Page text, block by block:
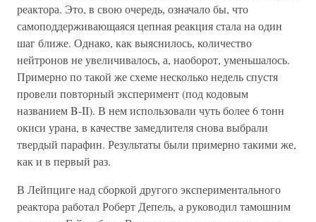
реактора. Это, в свою очередь, означало бы, что
самоподдерживающаяся цепная реакция стала на один
шаг ближе. Однако, как выяснилось, количество
нейтронов не увеличивалось, а, наоборот, уменьшалось.
Примерно по такой же схеме несколько недель спустя
провели повторный эксперимент (под кодовым
названием B-II). В нем использовали чуть более 6 тонн
окиси урана, в качестве замедлителя снова выбрали
твердый парафин. Результаты были примерно такими же,
как и в первый раз.
В Лейпциге над сборкой другого экспериментального
реактора работал Роберт Депель, а руководил тамошним